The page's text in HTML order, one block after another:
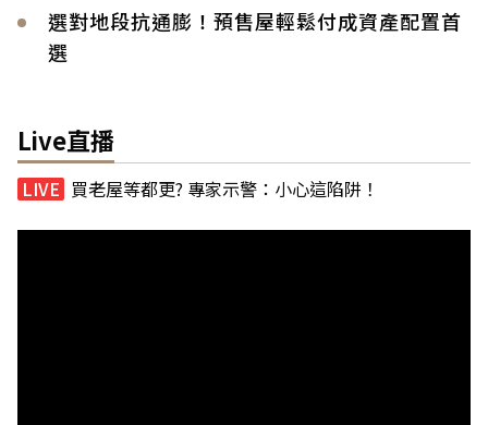
選對地段抗通膨！預售屋輕鬆付成資產配置首
選
Live直播
買老屋等都更? 專家示警：小心這陷阱！